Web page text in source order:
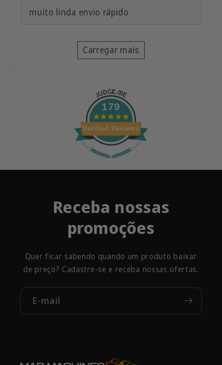
muito linda envio rápido
Carregar mais
179
Verified Reviews
Receba nossas
promoções
Quer ficar sabendo quando um produto baixar
de preço? Cadastre-se e receba nossas ofertas.
E-mail